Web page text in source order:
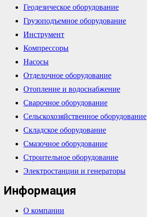
Геодезическое оборудование
Грузоподъемное оборудование
Инструмент
Компрессоры
Насосы
Отделочное оборудование
Отопление и водоснабжение
Сварочное оборудование
Сельскохозяйственное оборудование
Складское оборудование
Смазочное оборудование
Строительное оборудование
Электростанции и генераторы
Информация
О компании